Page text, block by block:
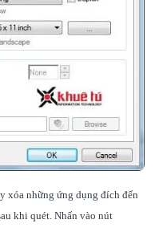
xóa những ứng dụng đích đến
khi quét. Nhấn vào nút